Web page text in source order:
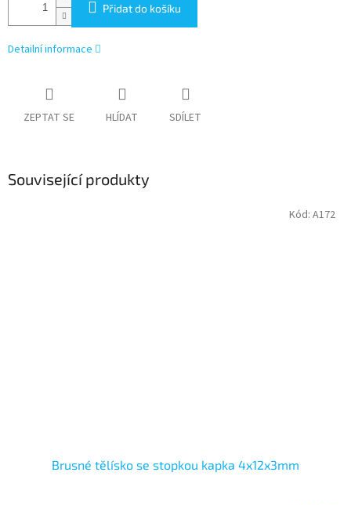
Přidat do košíku
Detailní informace
ZEPTAT SE HLÍDAT SDÍLET
Související produkty
Brusné tělísko se stopkou kapka 4x12x3mm
Kód: A172